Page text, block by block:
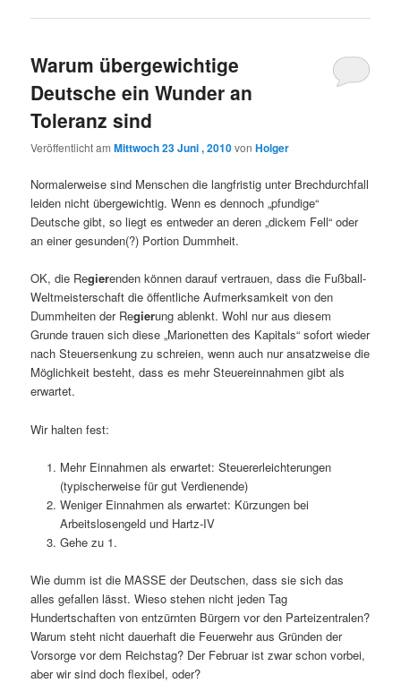
Warum übergewichtige
Deutsche ein Wunder an
Toleranz sind
Veröffentlicht amMittwoch 23 Juni , 2010vonHolger
Normalerweise sind Menschen die langfristig unter Brechdurchfall
leiden nicht übergewichtig. Wenn es dennoch „pfundige“
Deutsche gibt, so liegt es entweder an deren „dickem Fell“ oder
an einer gesunden(?) Portion Dummheit.
OK, die Regierenden können darauf vertrauen, dass die Fußball-
Weltmeisterschaft die öffentliche Aufmerksamkeit von den
Dummheiten der Regierung ablenkt. Wohl nur aus diesem
Grunde trauen sich diese „Marionetten des Kapitals“ sofort wieder
nach Steuersenkung zu schreien, wenn auch nur ansatzweise die
Möglichkeit besteht, dass es mehr Steuereinnahmen gibt als
erwartet.
Wir halten fest:
Mehr Einnahmen als erwartet: Steuererleichterungen
(typischerweise für gut Verdienende)
Weniger Einnahmen als erwartet: Kürzungen bei
Arbeitslosengeld und Hartz-IV
Gehe zu 1.
Wie dumm ist die MASSE der Deutschen, dass sie sich das
alles gefallen lässt. Wieso stehen nicht jeden Tag
Hundertschaften von entzürnten Bürgern vor den Parteizentralen?
Warum steht nicht dauerhaft die Feuerwehr aus Gründen der
Vorsorge vor dem Reichstag? Der Februar ist zwar schon vorbei,
aber wir sind doch flexibel, oder?